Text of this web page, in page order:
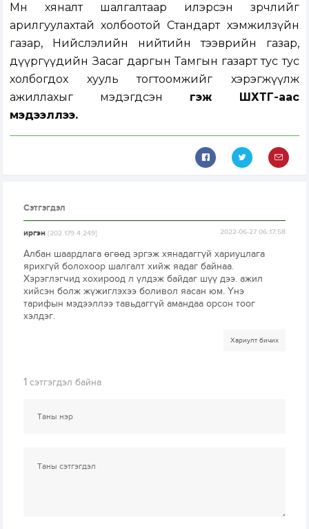
Мөн хяналт шалгалтаар илэрсэн зөрчлийг
арилгуулахтай холбоотой Стандарт хэмжилзүйн
газар, Нийслэлийн нийтийн тээврийн газар,
дүүргүүдийн Засаг даргын Тамгын газарт тус тус
холбогдох хууль тогтоомжийг хэрэгжүүлж
ажиллахыг мэдэгдсэн гэж ШӨХТГ-аас
мэдээллээ.
Сэтгэгдэл
иргэн[202.179.4.249] 2022-06-27 06:17:58
Албан шаардлага өгөөд эргэж хянадаггүй хариуцлага
ярихгүй болохоор шалгалт хийж яадаг байнаа.
Хэрэглэгчид хохироод л үлдэж байдаг шүү дээ. ажил
хийсэн болж жүжиглэхээ боливол яасан юм. Үнэ
тарифын мэдээллээ тавьдаггүй амандаа орсон тоог
хэлдэг.
Хариулт бичих
1 сэтгэгдэл байна